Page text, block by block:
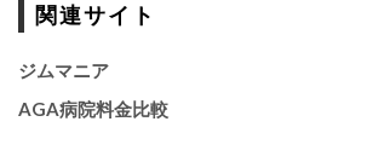
関連サイト
ジムマニア
AGA病院料金比較